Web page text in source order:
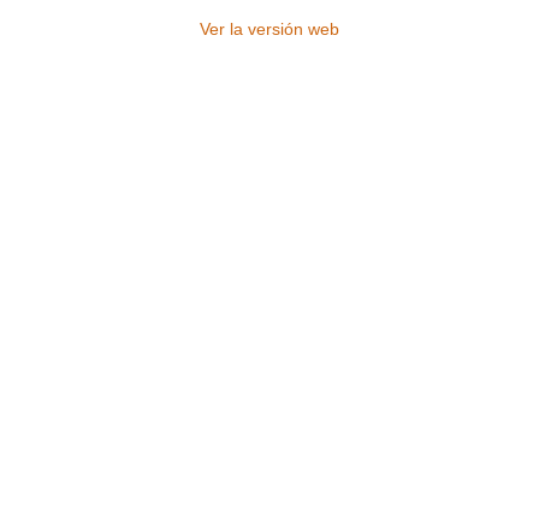
Ver la versión web